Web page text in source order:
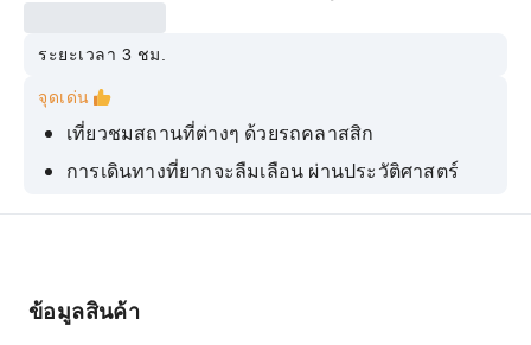
ระยะเวลา 3 ชม.
จุดเด่น
เที่ยวชมสถานที่ต่างๆ ด้วยรถคลาสสิก
การเดินทางที่ยากจะลืมเลือน ผ่านประวัติศาสตร์
ข้อมูลสินค้า